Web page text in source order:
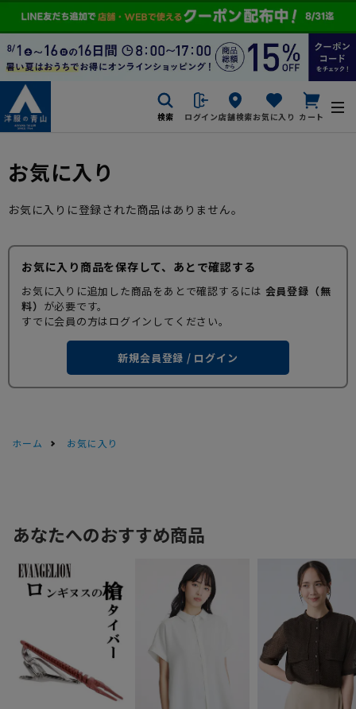
検索 ログイン店舗検索お気に入り カート
お気に入り
お気に入りに登録された商品はありません。
お気に入り商品を保存して、あとで確認する
お気に入りに追加した商品をあとで確認するには 会員登録（無
料） が必要です。
すでに会員の方はログインしてください。
新規会員登録 / ログイン
ホーム お気に入り